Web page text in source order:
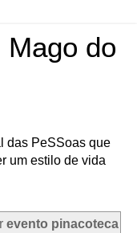
do
das PeSSoas que
um estilo de vida
evento pinacoteca